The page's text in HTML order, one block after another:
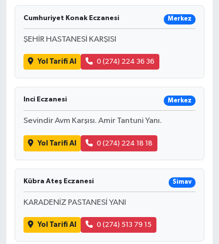
Cumhuriyet Konak Eczanesi Merkez
ŞEHİR HASTANESİ KARŞISI
Yol Tarifi Al 0 (274) 224 36 36
Inci Eczanesi Merkez
Sevindir Avm Karşısı. Amir Tantuni Yanı.
Yol Tarifi Al 0 (274) 224 18 18
Kübra Ateş Eczanesi Simav
KARADENİZ PASTANESİ YANI
Yol Tarifi Al 0 (274) 513 79 15